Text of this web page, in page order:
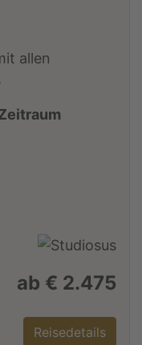
allen
ab € 2.475
Reisedetails